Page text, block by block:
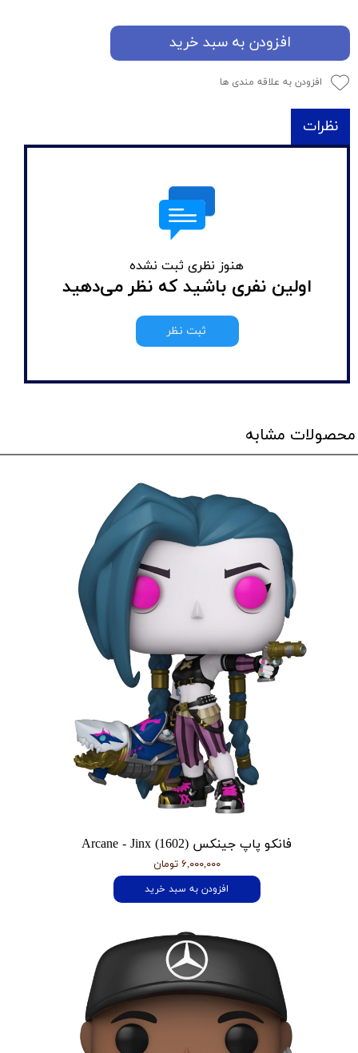
افزودن به سبد خرید
افزودن به علاقه مندی ها
نظرات
هنوز نظری ثبت نشده
اولین نفری باشید که نظر می‌دهید
ثبت نظر
محصولات مشابه
فانکو پاپ جینکس Arcane - Jinx (1602)
۶,۰۰۰,۰۰۰ تومان
افزودن به سبد خرید